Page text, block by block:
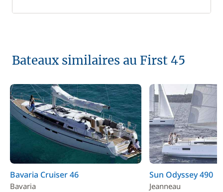
Bateaux similaires au First 45
Bavaria Cruiser 46
Bavaria
Sun Odyssey 490
Jeanneau